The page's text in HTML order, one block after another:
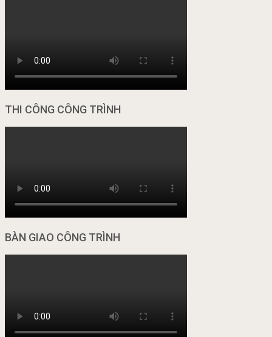
THI CÔNG CÔNG TRÌNH
BÀN GIAO CÔNG TRÌNH